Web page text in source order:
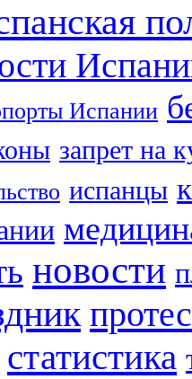
Испании
запрет на
испанцы
новости
статистика